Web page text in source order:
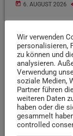
today 6. AUGUST 2026
Wir verwenden
personalisieren,
zu können und
analysieren.
Verwendung
soziale Medien,
Partner führen
weiteren Daten
haben oder die
gesammelt
controlled